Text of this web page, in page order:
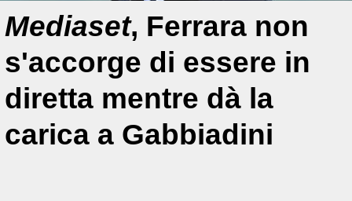
Mediaset, Ferrara non
s'accorge di essere in
diretta mentre dà la
carica a Gabbiadini